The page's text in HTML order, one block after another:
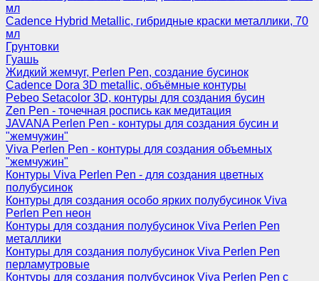
мл
Cadence Hybrid Metallic, гибридные краски металлики, 70
мл
Грунтовки
Гуашь
Жидкий жемчуг, Perlen Pen, создание бусинок
Cadence Dora 3D metallic, объёмные контуры
Pebeo Setacolor 3D, контуры для создания бусин
Zen Pen - точечная роспись как медитация
JAVANA Perlen Pen - контуры для создания бусин и
"жемчужин"
Viva Perlen Pen - контуры для создания объемных
"жемчужин"
Контуры Viva Perlen Pen - для создания цветных
полубусинок
Контуры для создания особо ярких полубусинок Viva
Perlen Pen неон
Контуры для создания полубусинок Viva Perlen Pen
металлики
Контуры для создания полубусинок Viva Perlen Pen
перламутровые
Контуры для создания полубусинок Viva Perlen Pen с